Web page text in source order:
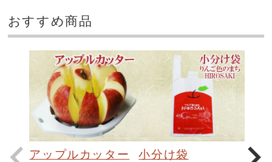
おすすめ商品
アップルカッター 小分け袋